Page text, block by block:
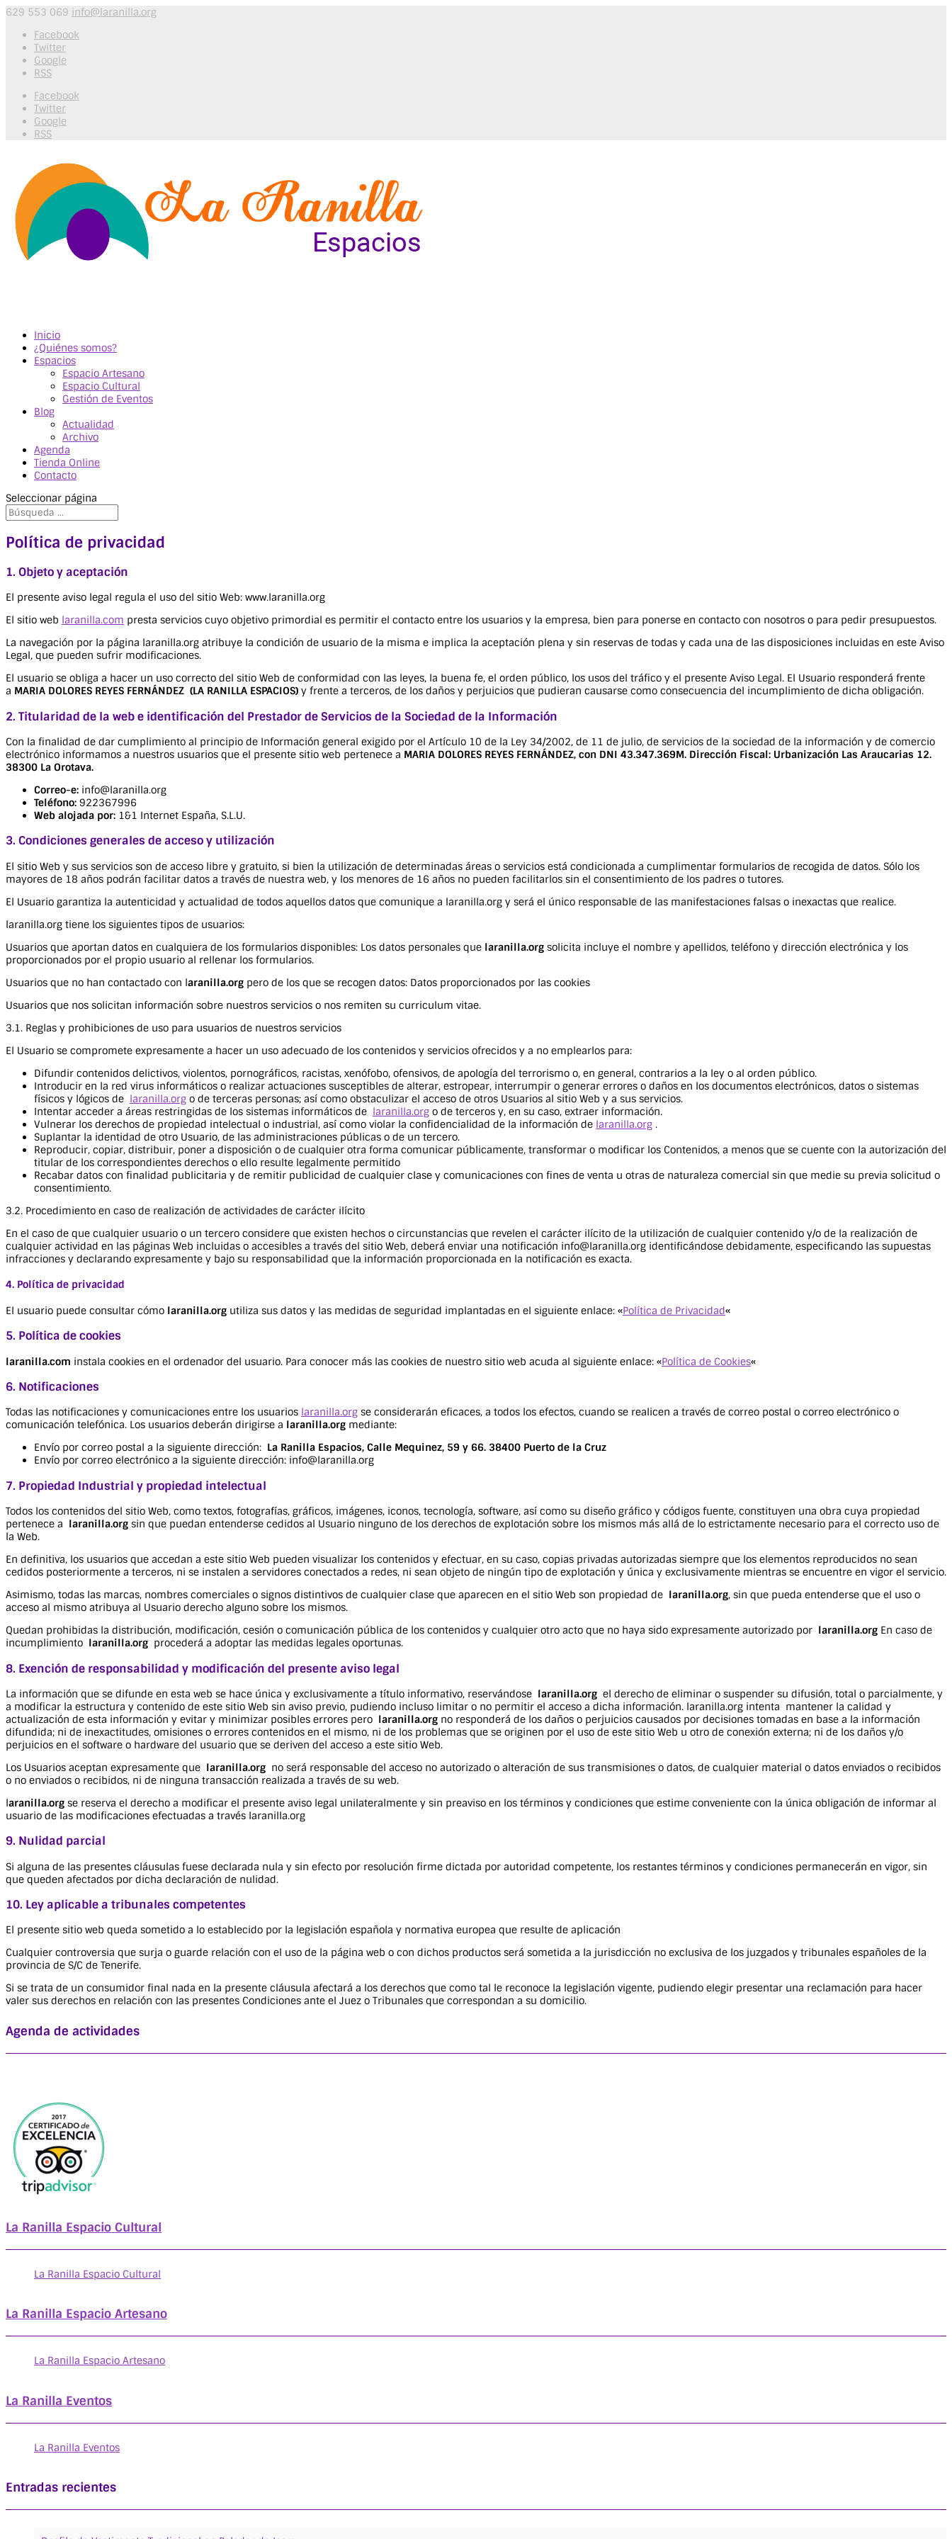
629 553 069 info@laranilla.org
Facebook
Twitter
Google
RSS
Facebook
Twitter
Google
RSS
Inicio
¿Quiénes somos?
Espacios
Espacio Artesano
Espacio Cultural
Gestión de Eventos
Blog
Actualidad
Archivo
Agenda
Tienda Online
Contacto
Seleccionar página
Política de privacidad
1. Objeto y aceptación
El presente aviso legal regula el uso del sitio Web: www.laranilla.org
El sitio web laranilla.com presta servicios cuyo objetivo primordial es permitir el contacto entre los usuarios y la empresa, bien para ponerse en contacto con nosotros o para pedir presupuestos.
La navegación por la página laranilla.org atribuye la condición de usuario de la misma e implica la aceptación plena y sin reservas de todas y cada una de las disposiciones incluidas en este Aviso
Legal, que pueden sufrir modificaciones.
El usuario se obliga a hacer un uso correcto del sitio Web de conformidad con las leyes, la buena fe, el orden público, los usos del tráfico y el presente Aviso Legal. El Usuario responderá frente
a MARIA DOLORES REYES FERNÁNDEZ (LA RANILLA ESPACIOS) y frente a terceros, de los daños y perjuicios que pudieran causarse como consecuencia del incumplimiento de dicha obligación.
2. Titularidad de la web e identificación del Prestador de Servicios de la Sociedad de la Información
Con la finalidad de dar cumplimiento al principio de Información general exigido por el Artículo 10 de la Ley 34/2002, de 11 de julio, de servicios de la sociedad de la información y de comercio
electrónico informamos a nuestros usuarios que el presente sitio web pertenece a MARIA DOLORES REYES FERNÁNDEZ, con DNI 43.347.369M. Dirección Fiscal: Urbanización Las Araucarias 12.
38300 La Orotava.
Correo-e: info@laranilla.org
Teléfono: 922367996
Web alojada por: 1&1 Internet España, S.L.U.
3. Condiciones generales de acceso y utilización
El sitio Web y sus servicios son de acceso libre y gratuito, si bien la utilización de determinadas áreas o servicios está condicionada a cumplimentar formularios de recogida de datos. Sólo los
mayores de 18 años podrán facilitar datos a través de nuestra web, y los menores de 16 años no pueden facilitarlos sin el consentimiento de los padres o tutores.
El Usuario garantiza la autenticidad y actualidad de todos aquellos datos que comunique a laranilla.org y será el único responsable de las manifestaciones falsas o inexactas que realice.
laranilla.org tiene los siguientes tipos de usuarios:
Usuarios que aportan datos en cualquiera de los formularios disponibles: Los datos personales que laranilla.org solicita incluye el nombre y apellidos, teléfono y dirección electrónica y los
proporcionados por el propio usuario al rellenar los formularios.
Usuarios que no han contactado con laranilla.org pero de los que se recogen datos: Datos proporcionados por las cookies
Usuarios que nos solicitan información sobre nuestros servicios o nos remiten su curriculum vitae.
3.1. Reglas y prohibiciones de uso para usuarios de nuestros servicios
El Usuario se compromete expresamente a hacer un uso adecuado de los contenidos y servicios ofrecidos y a no emplearlos para:
Difundir contenidos delictivos, violentos, pornográficos, racistas, xenófobo, ofensivos, de apología del terrorismo o, en general, contrarios a la ley o al orden público.
Introducir en la red virus informáticos o realizar actuaciones susceptibles de alterar, estropear, interrumpir o generar errores o daños en los documentos electrónicos, datos o sistemas
físicos y lógicos de laranilla.org o de terceras personas; así como obstaculizar el acceso de otros Usuarios al sitio Web y a sus servicios.
Intentar acceder a áreas restringidas de los sistemas informáticos de laranilla.org o de terceros y, en su caso, extraer información.
Vulnerar los derechos de propiedad intelectual o industrial, así como violar la confidencialidad de la información de laranilla.org .
Suplantar la identidad de otro Usuario, de las administraciones públicas o de un tercero.
Reproducir, copiar, distribuir, poner a disposición o de cualquier otra forma comunicar públicamente, transformar o modificar los Contenidos, a menos que se cuente con la autorización del
titular de los correspondientes derechos o ello resulte legalmente permitido
Recabar datos con finalidad publicitaria y de remitir publicidad de cualquier clase y comunicaciones con fines de venta u otras de naturaleza comercial sin que medie su previa solicitud o
consentimiento.
3.2. Procedimiento en caso de realización de actividades de carácter ilícito
En el caso de que cualquier usuario o un tercero considere que existen hechos o circunstancias que revelen el carácter ilícito de la utilización de cualquier contenido y/o de la realización de
cualquier actividad en las páginas Web incluidas o accesibles a través del sitio Web, deberá enviar una notificación info@laranilla.org identificándose debidamente, especificando las supuestas
infracciones y declarando expresamente y bajo su responsabilidad que la información proporcionada en la notificación es exacta.
4. Política de privacidad
El usuario puede consultar cómo laranilla.org utiliza sus datos y las medidas de seguridad implantadas en el siguiente enlace: «Política de Privacidad«
5. Política de cookies
laranilla.com instala cookies en el ordenador del usuario. Para conocer más las cookies de nuestro sitio web acuda al siguiente enlace: «Política de Cookies«
6. Notificaciones
Todas las notificaciones y comunicaciones entre los usuarios laranilla.org se considerarán eficaces, a todos los efectos, cuando se realicen a través de correo postal o correo electrónico o
comunicación telefónica. Los usuarios deberán dirigirse a laranilla.org mediante:
Envío por correo postal a la siguiente dirección: La Ranilla Espacios, Calle Mequinez, 59 y 66. 38400 Puerto de la Cruz
Envío por correo electrónico a la siguiente dirección: info@laranilla.org
7. Propiedad Industrial y propiedad intelectual
Todos los contenidos del sitio Web, como textos, fotografías, gráficos, imágenes, iconos, tecnología, software, así como su diseño gráfico y códigos fuente, constituyen una obra cuya propiedad
pertenece a laranilla.org sin que puedan entenderse cedidos al Usuario ninguno de los derechos de explotación sobre los mismos más allá de lo estrictamente necesario para el correcto uso de
la Web.
En definitiva, los usuarios que accedan a este sitio Web pueden visualizar los contenidos y efectuar, en su caso, copias privadas autorizadas siempre que los elementos reproducidos no sean
cedidos posteriormente a terceros, ni se instalen a servidores conectados a redes, ni sean objeto de ningún tipo de explotación y única y exclusivamente mientras se encuentre en vigor el servicio.
Asimismo, todas las marcas, nombres comerciales o signos distintivos de cualquier clase que aparecen en el sitio Web son propiedad de laranilla.org, sin que pueda entenderse que el uso o
acceso al mismo atribuya al Usuario derecho alguno sobre los mismos.
Quedan prohibidas la distribución, modificación, cesión o comunicación pública de los contenidos y cualquier otro acto que no haya sido expresamente autorizado por laranilla.org En caso de
incumplimiento laranilla.org procederá a adoptar las medidas legales oportunas.
8. Exención de responsabilidad y modificación del presente aviso legal
La información que se difunde en esta web se hace única y exclusivamente a título informativo, reservándose laranilla.org el derecho de eliminar o suspender su difusión, total o parcialmente, y
a modificar la estructura y contenido de este sitio Web sin aviso previo, pudiendo incluso limitar o no permitir el acceso a dicha información. laranilla.org intenta mantener la calidad y
actualización de esta información y evitar y minimizar posibles errores pero laranilla.org no responderá de los daños o perjuicios causados por decisiones tomadas en base a la información
difundida; ni de inexactitudes, omisiones o errores contenidos en el mismo, ni de los problemas que se originen por el uso de este sitio Web u otro de conexión externa; ni de los daños y/o
perjuicios en el software o hardware del usuario que se deriven del acceso a este sitio Web.
Los Usuarios aceptan expresamente que laranilla.org no será responsable del acceso no autorizado o alteración de sus transmisiones o datos, de cualquier material o datos enviados o recibidos
o no enviados o recibidos, ni de ninguna transacción realizada a través de su web.
laranilla.org se reserva el derecho a modificar el presente aviso legal unilateralmente y sin preaviso en los términos y condiciones que estime conveniente con la única obligación de informar al
usuario de las modificaciones efectuadas a través laranilla.org
9. Nulidad parcial
Si alguna de las presentes cláusulas fuese declarada nula y sin efecto por resolución firme dictada por autoridad competente, los restantes términos y condiciones permanecerán en vigor, sin
que queden afectados por dicha declaración de nulidad.
10. Ley aplicable a tribunales competentes
El presente sitio web queda sometido a lo establecido por la legislación española y normativa europea que resulte de aplicación
Cualquier controversia que surja o guarde relación con el uso de la página web o con dichos productos será sometida a la jurisdicción no exclusiva de los juzgados y tribunales españoles de la
provincia de S/C de Tenerife.
Si se trata de un consumidor final nada en la presente cláusula afectará a los derechos que como tal le reconoce la legislación vigente, pudiendo elegir presentar una reclamación para hacer
valer sus derechos en relación con las presentes Condiciones ante el Juez o Tribunales que correspondan a su domicilio.
Agenda de actividades
La Ranilla Espacio Cultural
La Ranilla Espacio Cultural
La Ranilla Espacio Artesano
La Ranilla Espacio Artesano
La Ranilla Eventos
La Ranilla Eventos
Entradas recientes